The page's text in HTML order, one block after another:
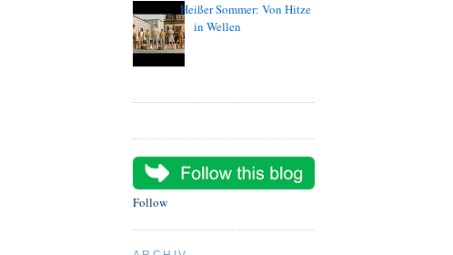
Heißer Sommer: Von Hitze
in Wellen
Follow